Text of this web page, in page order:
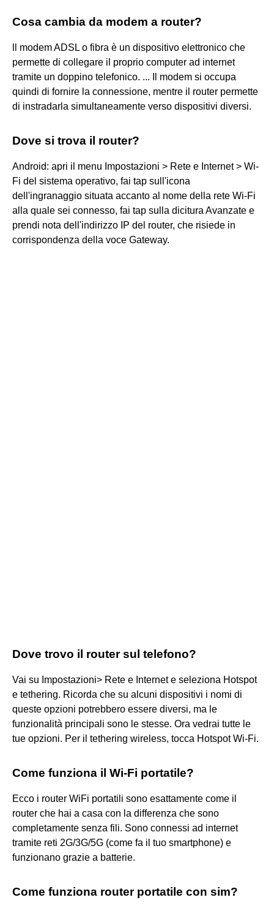
Cosa cambia da modem a router?
ll modem ADSL o fibra è un dispositivo elettronico che
permette di collegare il proprio computer ad internet
tramite un doppino telefonico. ... Il modem si occupa
quindi di fornire la connessione, mentre il router permette
di instradarla simultaneamente verso dispositivi diversi.
Dove si trova il router?
Android: apri il menu Impostazioni > Rete e Internet > Wi-
Fi del sistema operativo, fai tap sull'icona
dell'ingranaggio situata accanto al nome della rete Wi-Fi
alla quale sei connesso, fai tap sulla dicitura Avanzate e
prendi nota dell'indirizzo IP del router, che risiede in
corrispondenza della voce Gateway.
Dove trovo il router sul telefono?
Vai su Impostazioni> Rete e Internet e seleziona Hotspot
e tethering. Ricorda che su alcuni dispositivi i nomi di
queste opzioni potrebbero essere diversi, ma le
funzionalità principali sono le stesse. Ora vedrai tutte le
tue opzioni. Per il tethering wireless, tocca Hotspot Wi-Fi.
Come funziona il Wi-Fi portatile?
Ecco i router WiFi portatili sono esattamente come il
router che hai a casa con la differenza che sono
completamente senza fili. Sono connessi ad internet
tramite reti 2G/3G/5G (come fa il tuo smartphone) e
funzionano grazie a batterie.
Come funziona router portatile con sim?